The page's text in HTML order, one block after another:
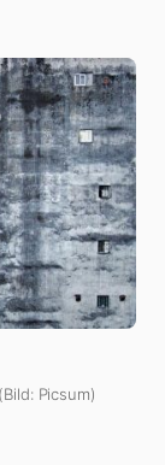
Picsum)